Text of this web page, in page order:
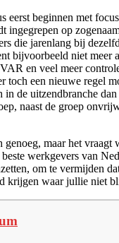
eerst beginnen met
ingegrepen op
die jarenlang bij
bijvoorbeeld niet meer
en veel meer
toch een nieuwe regel
in de uitzendbranche
naast de groep
genoeg, maar het vraagt
werkgevers van
om te vermijden
krijgen waar jullie niet